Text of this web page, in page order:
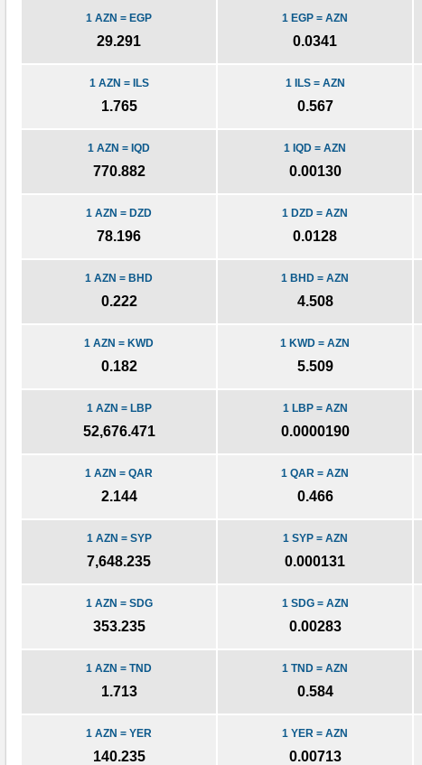
1 EGP = AZN
0.0341
1 AZN = EGP
29.291
1 ILS = AZN
0.567
1 AZN = ILS
1.765
1 IQD = AZN
0.00130
1 AZN = IQD
770.882
1 DZD = AZN
0.0128
1 AZN = DZD
78.196
1 BHD = AZN
4.508
1 AZN = BHD
0.222
1 KWD = AZN
5.509
1 AZN = KWD
0.182
1 LBP = AZN
0.0000190
1 AZN = LBP
52,676.471
1 QAR = AZN
0.466
1 AZN = QAR
2.144
1 SYP = AZN
0.000131
1 AZN = SYP
7,648.235
1 SDG = AZN
0.00283
1 AZN = SDG
353.235
1 TND = AZN
0.584
1 AZN = TND
1.713
1 YER = AZN
0.00713
1 AZN = YER
140.235